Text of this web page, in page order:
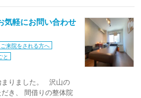
気軽にお問い合わせ
来院をされる方へ
と
まりました。 沢山の
き、 間借りの整体院